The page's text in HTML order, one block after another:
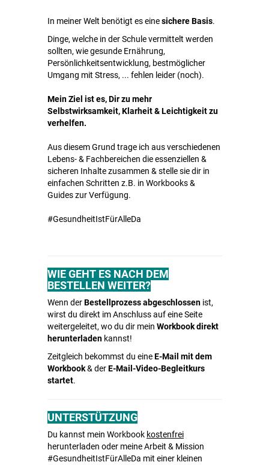
In meiner Welt benötigt es einesichere Basis.
Dinge, welche in der Schule vermittelt werden
sollten, wie gesunde Ernährung,
Persönlichkeitsentwicklung, bestmöglicher
Umgang mit Stress, ... fehlen leider (noch).
Mein Ziel ist es, Dir zu mehr
Selbstwirksamkeit, Klarheit & Leichtigkeit zu
verhelfen.
Aus diesem Grund trage ich aus verschiedenen
Lebens- & Fachbereichen die essenziellen &
sicheren Inhalte zusammen & stelle sie dir in
einfachen Schritten z.B. in Workbooks &
Guides zur Verfügung.
#GesundheitIstFürAlleDa
WIE GEHT ES NACH DEM
BESTELLEN WEITER?
Wenn derBestellprozess abgeschlossen ist,
wirst du direkt im Anschluss auf eine Seite
weitergeleitet, wo du dir mein Workbook direkt
herunterladen kannst!
Zeitgleich bekommst du eineE-Mail mit dem
Workbook& derE-Mail-Video-Begleitkurs
startet.
UNTERSTÜTZUNG
Du kannst mein Workbook kostenfrei
herunterladen oder meine Arbeit & Mission
#GesundheitIstFürAlleDa mit einer kleinen